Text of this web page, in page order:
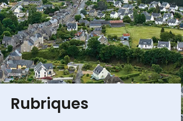
Rubriques